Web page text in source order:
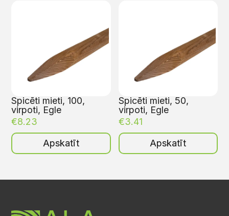
Spicēti mieti, 100,
virpoti, Egle
€8.23
Apskatīt
Spicēti mieti, 50,
virpoti, Egle
€3.41
Apskatīt